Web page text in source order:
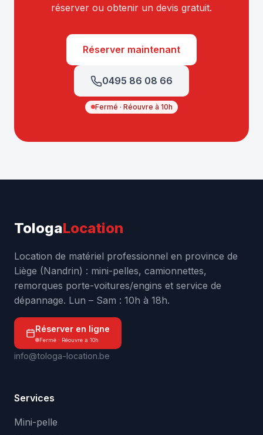
réserver ou obtenir un devis gratuit.
Réserver maintenant
0495 86 08 66
Fermé · Réouvre à 10h
TologaLocation
Location de matériel professionnel en province de
Liège (Nandrin) : mini-pelles, camionnettes,
remorques porte-voitures/engins et service de
dépannage. Lun – Sam : 10h à 18h.
Réserver en ligne
Fermé · Réouvre à 10h
info@tologa-location.be
Services
Mini-pelle